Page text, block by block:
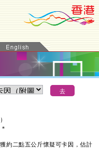
＊
二點五公斤懷疑可卡因，估計